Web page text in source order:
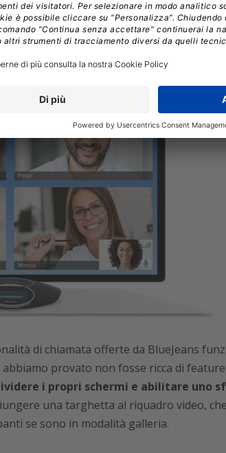
la chiamata non era una cosa molto
di prova ha abusato di questo nuovo
se si incontrano utenti di terze parti.
di chiamata offerte da BlueJeans
provato non fosse ricca di
i propri schermi e abilitare uno
una targhetta al riquadro video,
se sono in modalità galleria.